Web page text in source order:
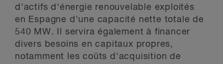
d'actifs d'énergie renouvelable exploités
en Espagne d'une capacité nette totale de
540 MW. Il servira également à financer
divers besoins en capitaux propres,
notamment les coûts d'acquisition de